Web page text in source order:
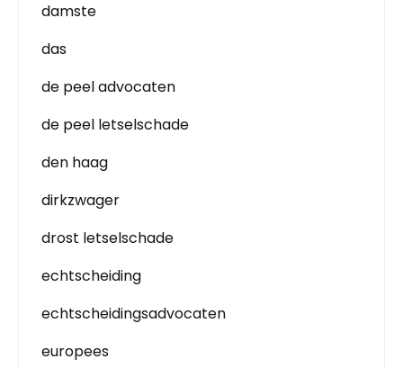
damste
das
de peel advocaten
de peel letselschade
den haag
dirkzwager
drost letselschade
echtscheiding
echtscheidingsadvocaten
europees